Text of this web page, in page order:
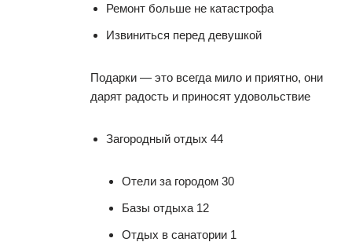
Ремонт больше не катастрофа
Извиниться перед девушкой
Подарки — это всегда мило и приятно, они
дарят радость и приносят удовольствие
Загородный отдых 44
Отели за городом 30
Базы отдыха 12
Отдых в санатории 1